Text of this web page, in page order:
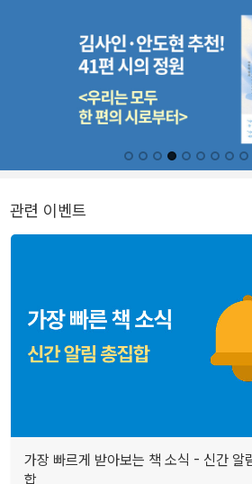
관련 이벤트
가장 빠르게 받아보는 책 소식 - 신간 알
합